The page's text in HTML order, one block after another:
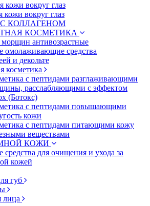
кожи вокруг глаз
кожи вокруг глаз
КОЛЛАГЕНОМ
КОСМЕТИКА
антивозрастные
омолаживающие средства
и декольте
косметика
с пептидами разглаживающими
расслабляющими с эффектом
(Ботокс)
с пептидами повышающими
кожи
с пептидами питающими кожу
веществами
КОЖИ
средства для очищения и ухода за
кожей
губ
лица